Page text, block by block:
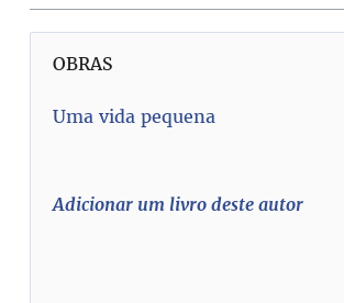
COMUNIDADE
OBRAS
Uma vida pequena
Adicionar um livro deste autor